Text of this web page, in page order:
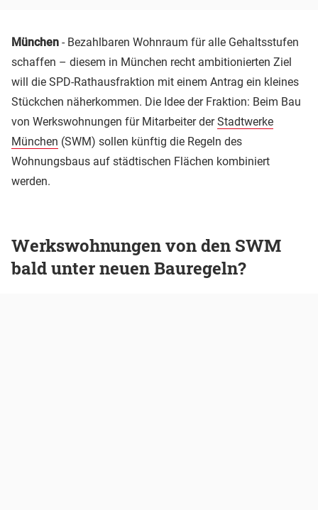
München - Bezahlbaren Wohnraum für alle Gehaltsstufen
schaffen – diesem in München recht ambitionierten Ziel
will die SPD-Rathausfraktion mit einem Antrag ein kleines
Stückchen näherkommen. Die Idee der Fraktion: Beim Bau
von Werkswohnungen für Mitarbeiter derStadtwerke
München (SWM) sollen künftig die Regeln des
Wohnungsbaus auf städtischen Flächen kombiniert
werden.
Werkswohnungen von den SWM
bald unter neuen Bauregeln?